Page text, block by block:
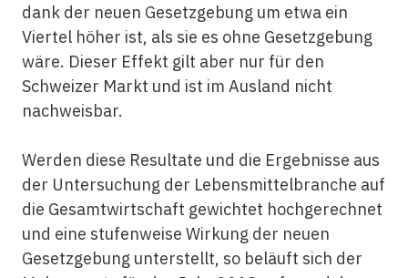
dank der neuen Gesetzgebung um etwa ein
Viertel höher ist, als sie es ohne Gesetzgebung
wäre. Dieser Effekt gilt aber nur für den
Schweizer Markt und ist im Ausland nicht
nachweisbar.
Werden diese Resultate und die Ergebnisse aus
der Untersuchung der Lebensmittelbranche auf
die Gesamtwirtschaft gewichtet hochgerechnet
und eine stufenweise Wirkung der neuen
Gesetzgebung unterstellt, so beläuft sich der